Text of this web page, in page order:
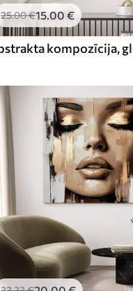
25.00€15.00 €